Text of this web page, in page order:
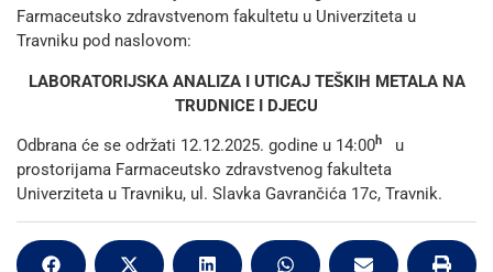
Farmaceutsko zdravstvenom fakultetu u Univerziteta u
Travniku pod naslovom:
LABORATORIJSKA ANALIZA I UTICAJ TEŠKIH METALA NA
TRUDNICE I DJECU
Odbrana će se održati 12.12.2025. godine u 14:00h
u
prostorijama Farmaceutsko zdravstvenog fakulteta
Univerziteta u Travniku, ul. Slavka Gavrančića 17c, Travnik.